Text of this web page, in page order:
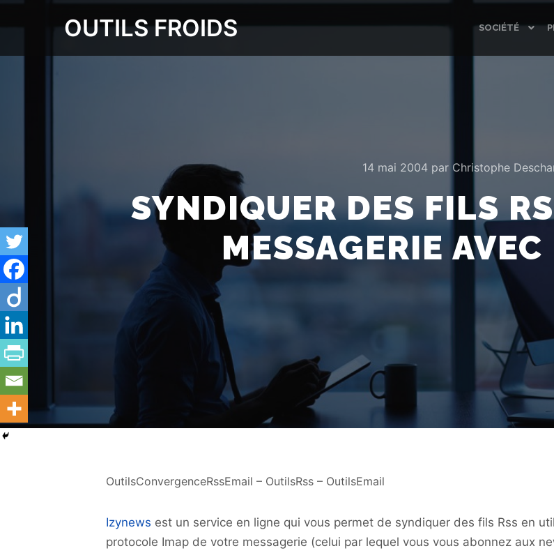
OUTILS FROIDS SOCIÉTÉ
14 mai 2004par Christophe
SYNDIQUER DES FILS
MESSAGERIE
OutilsConvergenceRssEmail – OutilsRss – OutilsEmail
Izynews est un service en ligne qui vous permet de syndiquer des fils Rss en
protocole Imap de votre messagerie (celui par lequel vous vous abonnez aux